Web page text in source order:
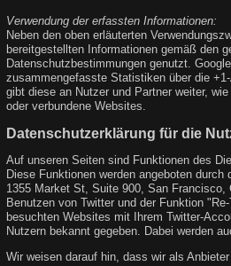
Verwendung der erfassten Informationen:
Neben den oben erläuterten
bereitgestellten Informationen gemäß den
Datenschutzbestimmungen genutzt.
zusammengefasste Statistiken über die
gibt diese an Nutzer und Partner weiter,
oder verbundene Websites.
Datenschutzerklärung für die
Auf unseren Seiten sind Funktionen des
Diese Funktionen werden angeboten durch
1355 Market St, Suite 900, San Francisco,
Benutzen von Twitter und der Funktion
besuchten Websites mit Ihrem Twitter-
Nutzern bekannt gegeben. Dabei werden
Wir weisen darauf hin, dass wir als